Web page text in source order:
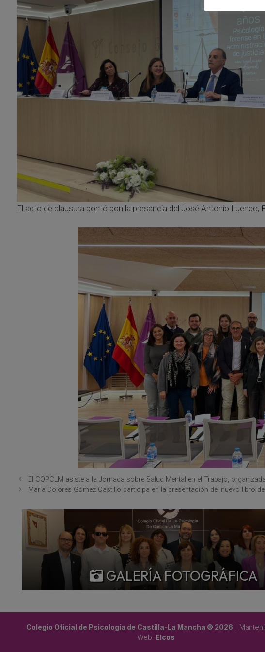
El acto de clausura contó con la presencia del José Antonio Luengo,
El COPCLM asiste a la Jornada sobre Salud Mental en el Trabajo,
María Dolores Gómez Castillo participa en la presentación del nuevo libro
GALERÍA FOTOGRÁFICA
Colegio Oficial de Psicología de Castilla-La Mancha © 2026 |
Web: Elcos